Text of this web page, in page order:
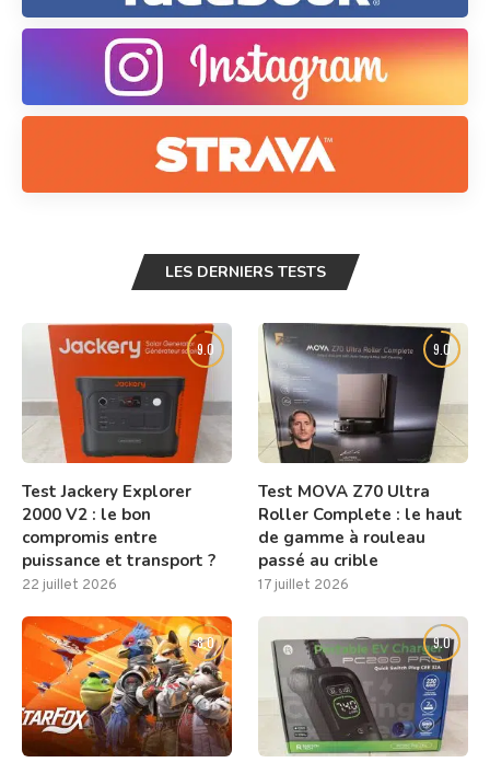
LES DERNIERS TESTS
9.0
Test Jackery Explorer
2000 V2 : le bon
compromis entre
puissance et transport ?
22 juillet 2026
9.0
Test MOVA Z70 Ultra
Roller Complete : le haut
de gamme à rouleau
passé au crible
17 juillet 2026
8.0 9.0